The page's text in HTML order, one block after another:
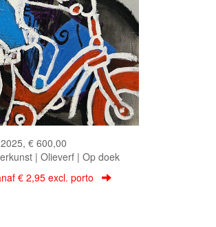
€ 600,00
| Olieverf | Op doek
€ 2,95 excl. porto